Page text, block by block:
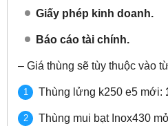
Giấy phép kinh doanh.
Báo cáo tài chính.
– Giá thùng sẽ tùy thuộc vào
Thùng lửng k250 e5 mới:
Thùng mui bạt Inox430